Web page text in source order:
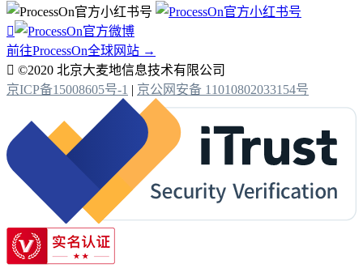

前往ProcessOn全球网站 →
 ©2020 北京大麦地信息技术有限公司
京ICP备15008605号-1 | 京公网安备 11010802033154号